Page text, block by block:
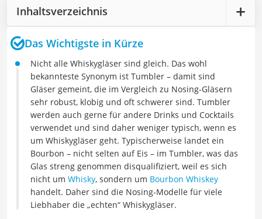
Inhaltsverzeichnis
Das Wichtigste in Kürze
Nicht alle Whiskygläser sind gleich. Das wohl
bekannteste Synonym ist Tumbler – damit sind
Gläser gemeint, die im Vergleich zu Nosing-Gläsern
sehr robust, klobig und oft schwerer sind. Tumbler
werden auch gerne für andere Drinks und Cocktails
verwendet und sind daher weniger typisch, wenn es
um Whiskygläser geht. Typischerweise landet ein
Bourbon – nicht selten auf Eis – im Tumbler, was das
Glas streng genommen disqualifiziert, weil es sich
nicht um Whisky, sondern um Bourbon Whiskey
handelt. Daher sind die Nosing-Modelle für viele
Liebhaber die „echten“ Whiskygläser.